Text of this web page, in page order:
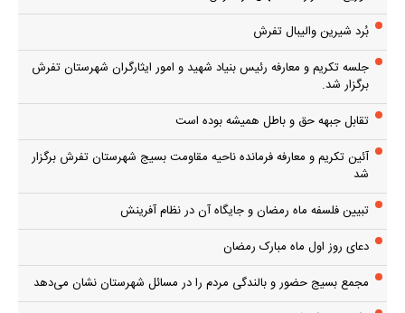
بُرد شیرین والیبال تفرش
جلسه تکریم و معارفه رئیس بنیاد شهید و امور ایثارگران شهرستان تفرش
برگزار شد.
تقابل جبهه حق و باطل همیشه بوده است
آئین تکریم و معارفه فرمانده ناحیه مقاومت بسیج شهرستان تفرش برگزار
شد
تبیین فلسفه ماه رمضان و جایگاه آن در نظام آفرینش
دعای روز اول ماه مبارک رمضان
مجمع بسیج حضور و بالندگی مردم را در مسائل شهرستان نشان می‌دهد